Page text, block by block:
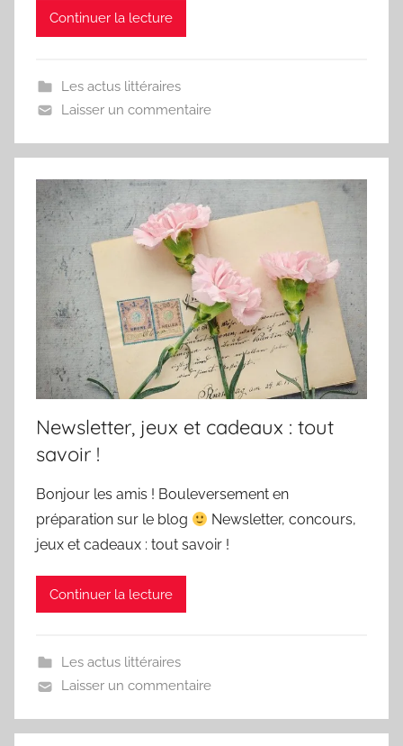
Continuer la lecture
Les actus littéraires
Laisser un commentaire
Newsletter, jeux et cadeaux : tout
savoir !
Bonjour les amis ! Bouleversement en
préparation sur le blog
Newsletter, concours,
jeux et cadeaux : tout savoir !
Continuer la lecture
Les actus littéraires
Laisser un commentaire